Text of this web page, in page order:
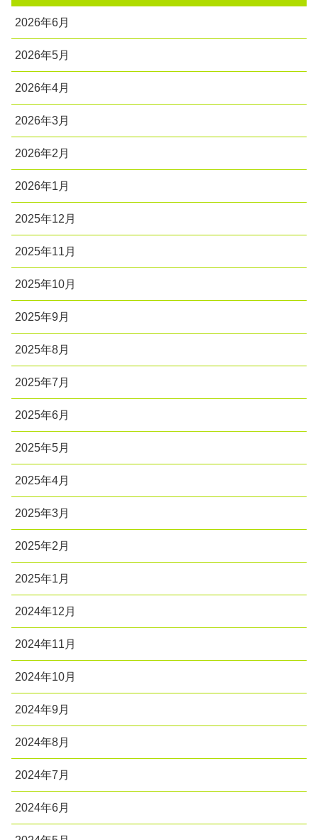
2026年6月
2026年5月
2026年4月
2026年3月
2026年2月
2026年1月
2025年12月
2025年11月
2025年10月
2025年9月
2025年8月
2025年7月
2025年6月
2025年5月
2025年4月
2025年3月
2025年2月
2025年1月
2024年12月
2024年11月
2024年10月
2024年9月
2024年8月
2024年7月
2024年6月